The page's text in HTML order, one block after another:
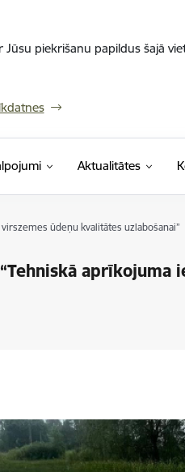
piekrišanu papildus šajā
Aktualitātes
ūdeņu kvalitātes uzlabošanai”
aprīkojuma